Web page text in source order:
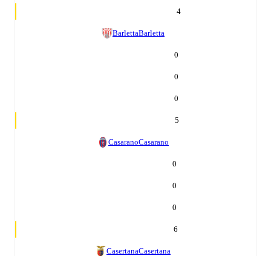
4
BarlettaBarletta
0
0
0
5
CasaranoCasarano
0
0
0
6
CasertanaCasertana